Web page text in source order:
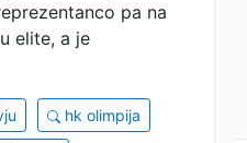
pa na
elite, a je
hk olimpija